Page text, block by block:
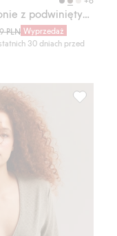
T-shirt o pudełkowym fasonie z podwiniętymi brzegami
PLN Wyprzedaż
30 dniach przed
Dodaj do listy